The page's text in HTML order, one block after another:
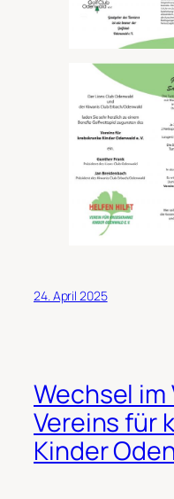
24. April 2025
Wechsel
Vereins für
Kinder